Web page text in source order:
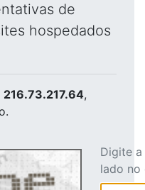
de
hospedados
216.73.217.64,
Digite
lado no